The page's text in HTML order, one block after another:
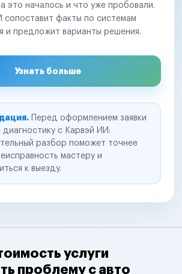
это началось и что уже пробовали.
сопоставит факты по системам
и предложит варианты решения.
Узнать больше
Перед оформлением заявки
с Карвэй ИИ:
разбор поможет точнее
мастеру и
к выезду.
услуги
проблему с авто